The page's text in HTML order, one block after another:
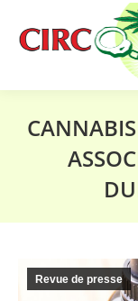
Revue de presse